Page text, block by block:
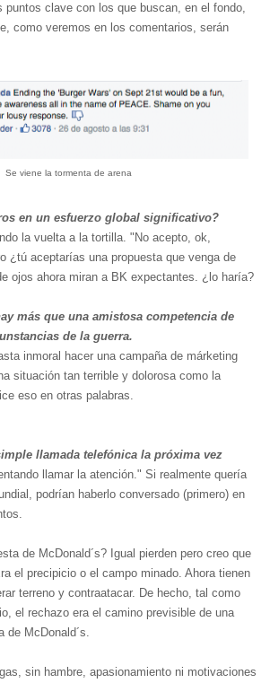
puntos clave con los que buscan, en el fondo,
como veremos en los comentarios, serán
Se viene la tormenta de arena
en un esfuerzo global significativo?
la vuelta a la tortilla. "No acepto, ok,
¿tú aceptarías una propuesta que venga de
ojos ahora miran a BK expectantes. ¿lo haría?
más que una amistosa competencia de
de la guerra.
inmoral hacer una campaña de márketing
situación tan terrible y dolorosa como la
eso en otras palabras.
llamada telefónica la próxima vez
llamar la atención." Si realmente quería
podrían haberlo conversado (primero) en
de McDonald´s? Igual pierden pero creo que
el precipicio o el campo minado. Ahora tienen
terreno y contraatacar. De hecho, tal como
el rechazo era el camino previsible de una
de McDonald´s.
sin hambre, apasionamiento ni motivaciones